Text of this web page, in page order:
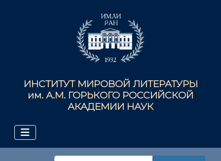
ИНСТИТУТ МИРОВОЙ ЛИТЕРАТУРЫ
им. А.М. ГОРЬКОГО РОССИЙСКОЙ
АКАДЕМИИ НАУК